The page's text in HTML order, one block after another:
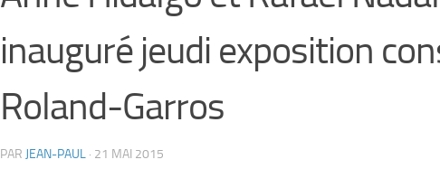
inauguré jeudi exposition
Roland-Garros
PAR JEAN-PAUL · 21 MAI 2015